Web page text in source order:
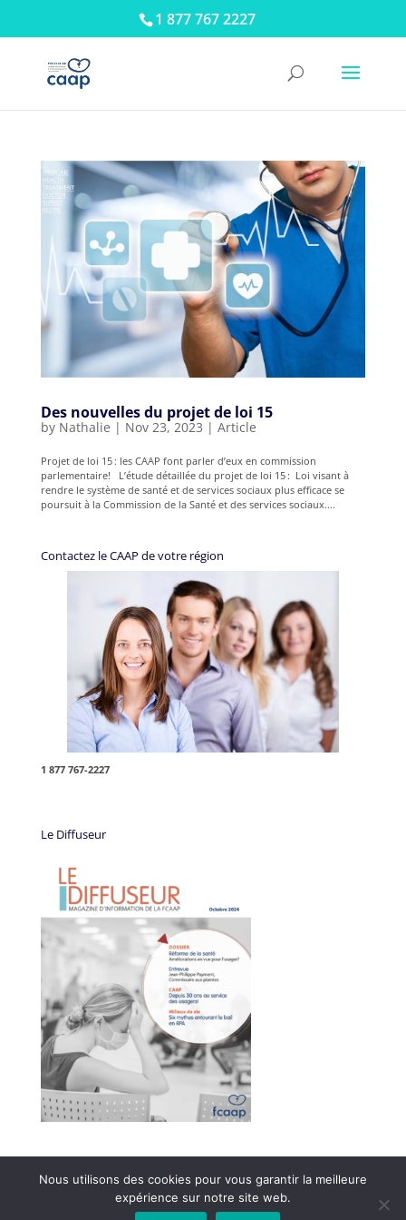
1 877 767 2227
Des nouvelles du projet de loi 15
by Nathalie | Nov 23, 2023 | Article
Projet de loi 15 : les CAAP font parler d’eux en commission
parlementaire! L’étude détaillée du projet de loi 15 : Loi visant à
rendre le système de santé et de services sociaux plus efficace se
poursuit à la Commission de la Santé et des services sociaux....
Contactez le CAAP de votre région
1 877 767-2227
Le Diffuseur
Nous utilisons des cookies pour vous garantir la meilleure
expérience sur notre site web.